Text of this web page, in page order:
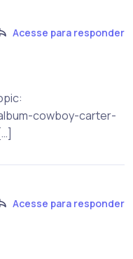
Acesse para responder
cowboy-carter-
Acesse para responder